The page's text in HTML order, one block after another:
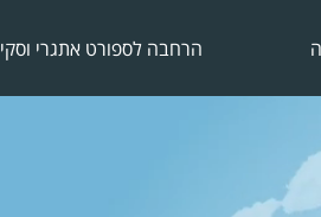
הרחבה לספורט אתגרי וסקי